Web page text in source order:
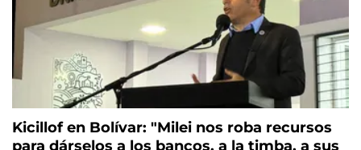
Kicillof en Bolívar: "Milei nos roba recursos
para dárselos a los bancos, a la timba, a sus